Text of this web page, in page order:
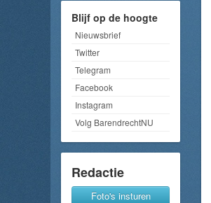
Blijf op de hoogte
Nieuwsbrief
Twitter
Telegram
Facebook
Instagram
Volg BarendrechtNU
Redactie
Foto's insturen